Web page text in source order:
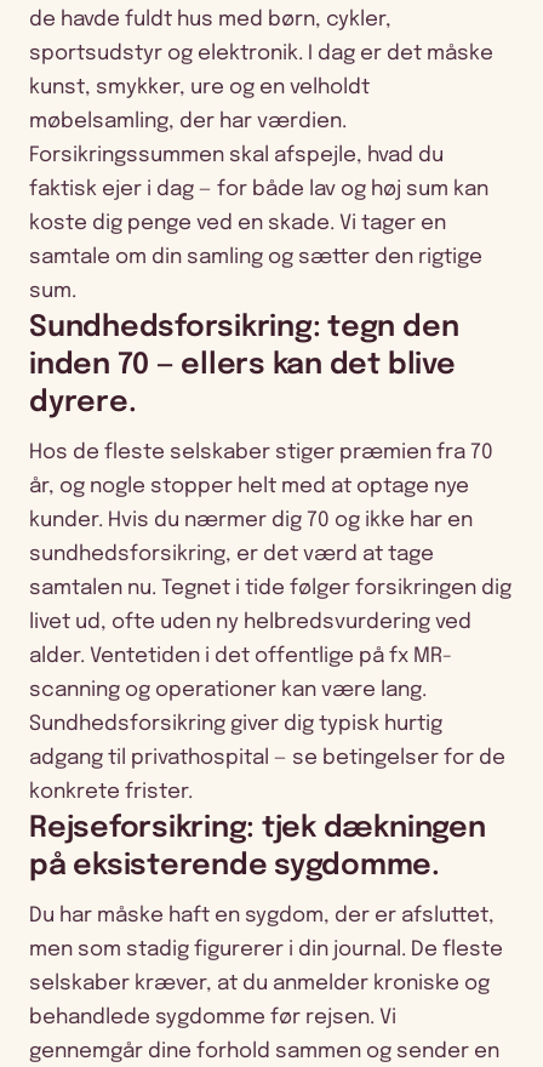
de havde fuldt hus med børn, cykler,
sportsudstyr og elektronik. I dag er det måske
kunst, smykker, ure og en velholdt
møbelsamling, der har værdien.
Forsikringssummen skal afspejle, hvad du
faktisk ejer i dag — for både lav og høj sum kan
koste dig penge ved en skade. Vi tager en
samtale om din samling og sætter den rigtige
sum.
Sundhedsforsikring: tegn den
inden 70 — ellers kan det blive
dyrere.
Hos de fleste selskaber stiger præmien fra 70
år, og nogle stopper helt med at optage nye
kunder. Hvis du nærmer dig 70 og ikke har en
sundhedsforsikring, er det værd at tage
samtalen nu. Tegnet i tide følger forsikringen dig
livet ud, ofte uden ny helbredsvurdering ved
alder. Ventetiden i det offentlige på fx MR-
scanning og operationer kan være lang.
Sundhedsforsikring giver dig typisk hurtig
adgang til privathospital — se betingelser for de
konkrete frister.
Rejseforsikring: tjek dækningen
på eksisterende sygdomme.
Du har måske haft en sygdom, der er afsluttet,
men som stadig figurerer i din journal. De fleste
selskaber kræver, at du anmelder kroniske og
behandlede sygdomme før rejsen. Vi
gennemgår dine forhold sammen og sender en